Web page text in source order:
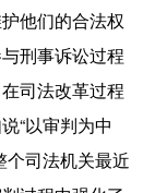
他们的合法权
刑事诉讼过程
司法改革过程
“以审判为中
个司法机关最近